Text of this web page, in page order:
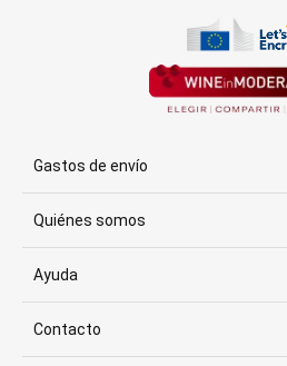
Gastos de envío
Quiénes somos
Ayuda
Contacto